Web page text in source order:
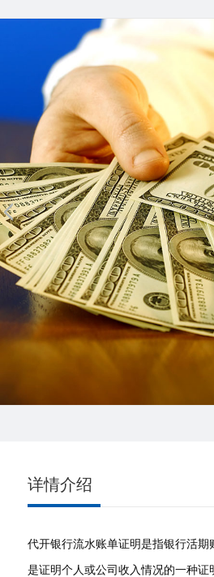
详情介绍
代开银行流水账单证明是指银行活
是证明个人或公司收入情况的一种